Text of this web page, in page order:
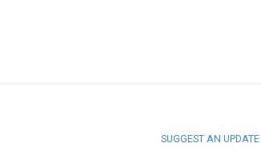
SUGGEST AN UPDATE